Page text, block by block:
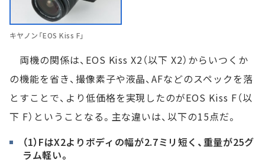
キヤノン「EOS Kiss F」
両機の関係は、EOS Kiss X2（以下 X2）からいつくか
の機能を省き、撮像素子や液晶、AFなどのスペックを落
とすことで、より低価格を実現したのがEOS Kiss F（以
下 F）ということなる。主な違いは、以下の15点だ。
（1）FはX2よりボディの幅が2.7ミリ短く、重量が25グ
ラム軽い。